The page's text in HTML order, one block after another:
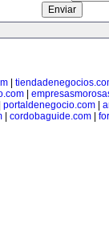
portaldenegocio.com|
| cordobaguide.com|